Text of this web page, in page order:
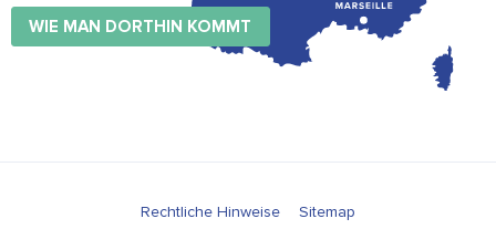
WIE MAN DORTHIN KOMMT
Rechtliche Hinweise Sitemap